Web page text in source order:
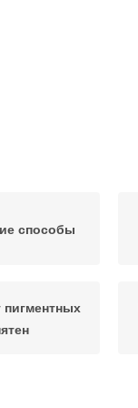
способы
пигментных